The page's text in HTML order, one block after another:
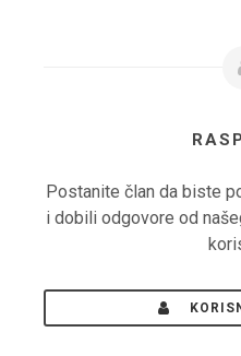
Postanite član da biste
i dobili odgovore od